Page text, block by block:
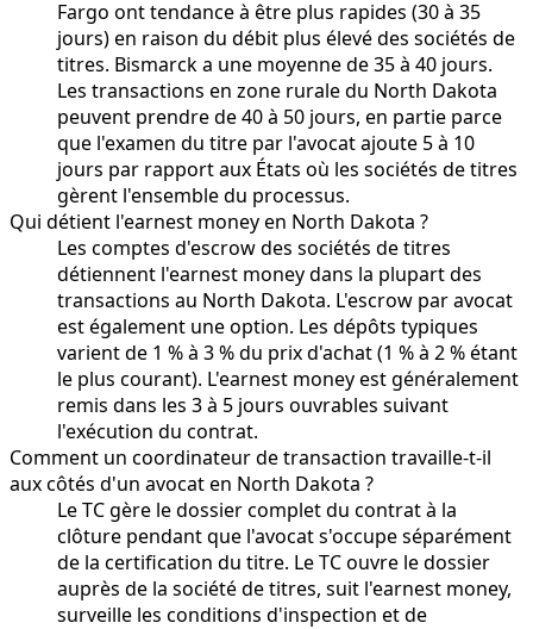
Fargo ont tendance à être plus rapides (30 à 35
jours) en raison du débit plus élevé des sociétés de
titres. Bismarck a une moyenne de 35 à 40 jours.
Les transactions en zone rurale du North Dakota
peuvent prendre de 40 à 50 jours, en partie parce
que l'examen du titre par l'avocat ajoute 5 à 10
jours par rapport aux États où les sociétés de titres
gèrent l'ensemble du processus.
Qui détient l'earnest money en North Dakota ?
Les comptes d'escrow des sociétés de titres
détiennent l'earnest money dans la plupart des
transactions au North Dakota. L'escrow par avocat
est également une option. Les dépôts typiques
varient de 1 % à 3 % du prix d'achat (1 % à 2 % étant
le plus courant). L'earnest money est généralement
remis dans les 3 à 5 jours ouvrables suivant
l'exécution du contrat.
Comment un coordinateur de transaction travaille-t-il
aux côtés d'un avocat en North Dakota ?
Le TC gère le dossier complet du contrat à la
clôture pendant que l'avocat s'occupe séparément
de la certification du titre. Le TC ouvre le dossier
auprès de la société de titres, suit l'earnest money,
surveille les conditions d'inspection et de